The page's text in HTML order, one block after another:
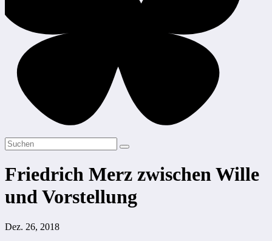
Friedrich Merz zwischen Wille
und Vorstellung
Dez. 26, 2018